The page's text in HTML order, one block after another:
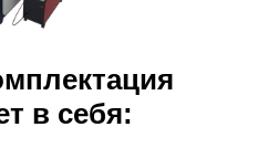
в себя: